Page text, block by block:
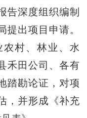
告深度组织编制
提出项目申请。
村、林业、水
禾田公司、各有
踏勘论证，对项
，并形成《补充